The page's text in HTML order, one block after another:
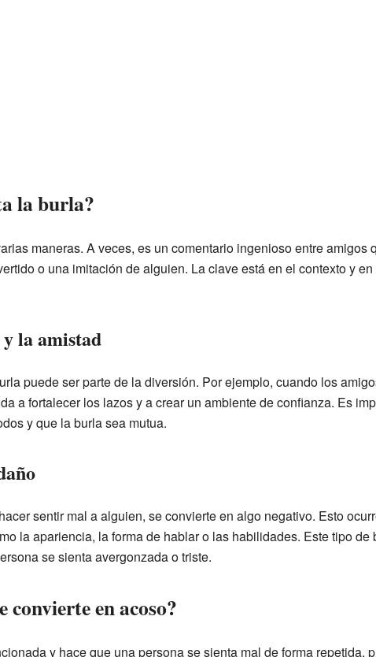
la burla?
maneras. A veces, es un comentario ingenioso entre amigos
o una imitación de alguien. La clave está en el contexto y
la amistad
puede ser parte de la diversión. Por ejemplo, cuando los
a fortalecer los lazos y a crear un ambiente de confianza. Es
y que la burla sea mutua.
sentir mal a alguien, se convierte en algo negativo. Esto
la apariencia, la forma de hablar o las habilidades. Este tipo de
se sienta avergonzada o triste.
convierte en acoso?
y hace que una persona se sienta mal de forma repetida,